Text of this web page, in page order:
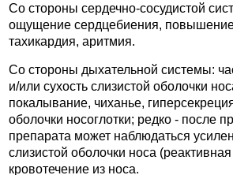
Со стороны сердечно-сосудистой
ощущение сердцебиения,
тахикардия, аритмия.
Со стороны дыхательной системы:
и/или сухость слизистой оболочки
покалывание, чиханье,
оболочки носоглотки; редко - после
препарата может наблюдаться
слизистой оболочки носа
кровотечение из носа.